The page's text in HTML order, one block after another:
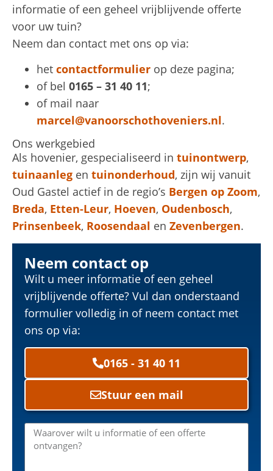
informatie of een geheel vrijblijvende offerte
voor uw tuin?
Neem dan contact met ons op via:
het contactformulier op deze pagina;
of bel 0165 – 31 40 11;
of mail naar
marcel@vanoorschothoveniers.nl.
Ons werkgebied
Als hovenier, gespecialiseerd in tuinontwerp,
tuinaanleg en tuinonderhoud, zijn wij vanuit
Oud Gastel actief in de regio’s Bergen op Zoom,
Breda, Etten-Leur, Hoeven, Oudenbosch,
Prinsenbeek, Roosendaal en Zevenbergen.
Neem contact op
Wilt u meer informatie of een geheel
vrijblijvende offerte? Vul dan onderstaand
formulier volledig in of neem contact met
ons op via:
0165 - 31 40 11
Stuur een mail